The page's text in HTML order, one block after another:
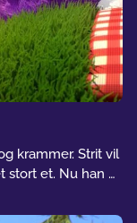
krammer. Strit vil
et. Nu han er
redder Kiwis